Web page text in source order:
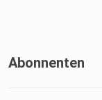
Abonnenten